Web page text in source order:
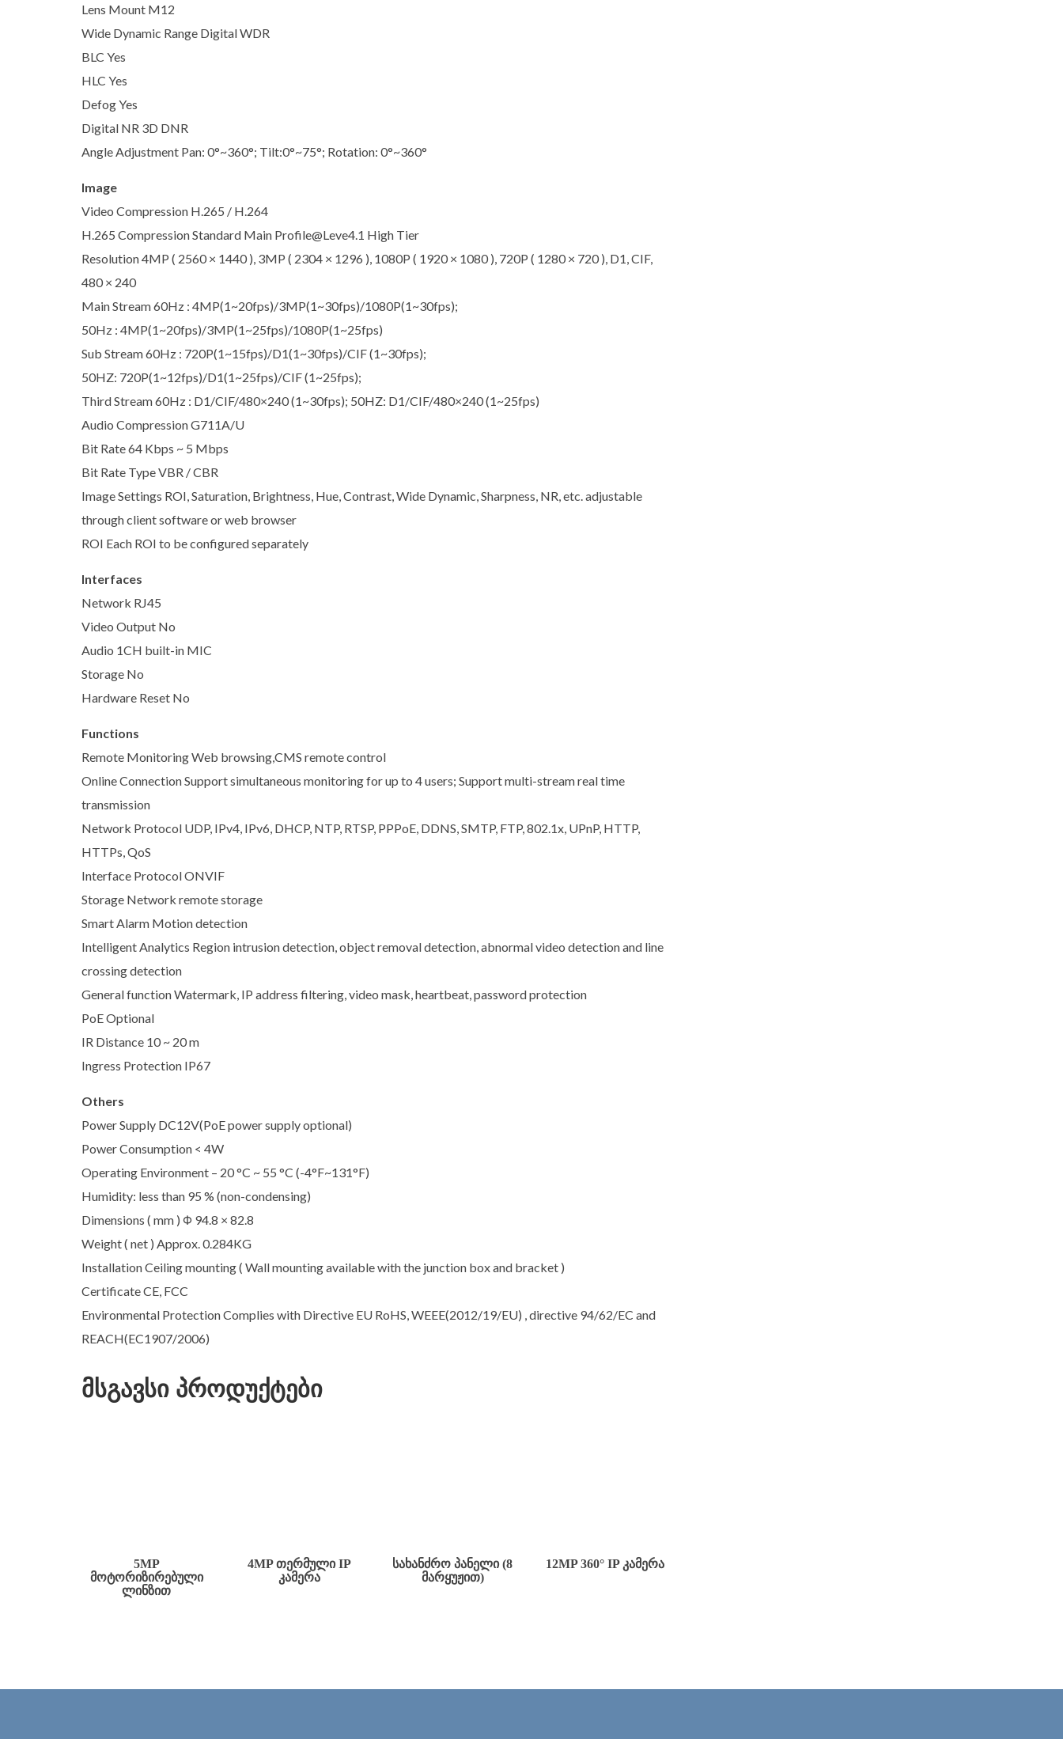
Lens Mount M12
Wide Dynamic Range Digital WDR
BLC Yes
HLC Yes
Defog Yes
Digital NR 3D DNR
Angle Adjustment Pan: 0°~360°; Tilt:0°~75°; Rotation: 0°~360°
Image
Video Compression H.265 / H.264
H.265 Compression Standard Main Profile@Leve4.1 High Tier
Resolution 4MP ( 2560 × 1440 ), 3MP ( 2304 × 1296 ), 1080P ( 1920 × 1080 ), 720P ( 1280 × 720 ), D1, CIF,
480 × 240
Main Stream 60Hz : 4MP(1~20fps)/3MP(1~30fps)/1080P(1~30fps);
50Hz : 4MP(1~20fps)/3MP(1~25fps)/1080P(1~25fps)
Sub Stream 60Hz : 720P(1~15fps)/D1(1~30fps)/CIF (1~30fps);
50HZ: 720P(1~12fps)/D1(1~25fps)/CIF (1~25fps);
Third Stream 60Hz : D1/CIF/480×240 (1~30fps); 50HZ: D1/CIF/480×240 (1~25fps)
Audio Compression G711A/U
Bit Rate 64 Kbps ~ 5 Mbps
Bit Rate Type VBR / CBR
Image Settings ROI, Saturation, Brightness, Hue, Contrast, Wide Dynamic, Sharpness, NR, etc. adjustable
through client software or web browser
ROI Each ROI to be configured separately
Interfaces
Network RJ45
Video Output No
Audio 1CH built-in MIC
Storage No
Hardware Reset No
Functions
Remote Monitoring Web browsing,CMS remote control
Online Connection Support simultaneous monitoring for up to 4 users; Support multi-stream real time
transmission
Network Protocol UDP, IPv4, IPv6, DHCP, NTP, RTSP, PPPoE, DDNS, SMTP, FTP, 802.1x, UPnP, HTTP,
HTTPs, QoS
Interface Protocol ONVIF
Storage Network remote storage
Smart Alarm Motion detection
Intelligent Analytics Region intrusion detection, object removal detection, abnormal video detection and line
crossing detection
General function Watermark, IP address filtering, video mask, heartbeat, password protection
PoE Optional
IR Distance 10 ~ 20 m
Ingress Protection IP67
Others
Power Supply DC12V(PoE power supply optional)
Power Consumption < 4W
Operating Environment – 20 °C ~ 55 °C (-4°F~131°F)
Humidity: less than 95 % (non-condensing)
Dimensions ( mm ) Φ 94.8 × 82.8
Weight ( net ) Approx. 0.284KG
Installation Ceiling mounting ( Wall mounting available with the junction box and bracket )
Certificate CE, FCC
Environmental Protection Complies with Directive EU RoHS, WEEE(2012/19/EU) , directive 94/62/EC and
REACH(EC1907/2006)
მსგავსი პროდუქტები
5MP
ᲛᲝᲢᲝᲠᲘᲖᲘᲠᲔᲑᲣᲚᲘ
ᲚᲘᲜᲖᲘᲗ
4MP ᲗᲔᲠᲛᲣᲚᲘ IP
ᲙᲐᲛᲔᲠᲐ
ᲡᲐᲮᲐᲜᲫᲠᲝ ᲞᲐᲜᲔᲚᲘ (8
ᲛᲐᲠᲧᲣᲟᲘᲗ)
12MP 360° IP ᲙᲐᲛᲔᲠᲐ